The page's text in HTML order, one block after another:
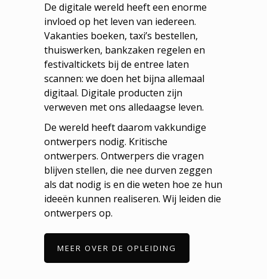
De digitale wereld heeft een enorme
invloed op het leven van iedereen.
Vakanties boeken, taxi’s bestellen,
thuiswerken, bankzaken regelen en
festivaltickets bij de entree laten
scannen: we doen het bijna allemaal
digitaal. Digitale producten zijn
verweven met ons alledaagse leven.
De wereld heeft daarom vakkundige
ontwerpers nodig. Kritische
ontwerpers. Ontwerpers die vragen
blijven stellen, die nee durven zeggen
als dat nodig is en die weten hoe ze hun
ideeën kunnen realiseren. Wij leiden die
ontwerpers op.
MEER OVER DE OPLEIDING